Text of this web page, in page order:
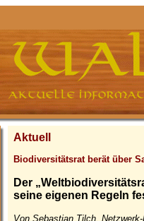
Aktuell
Biodiversitätsrat berät über
Der
seine eigenen Regeln
Von Sebastian Tilch,